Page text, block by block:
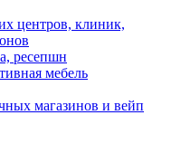
центров, клиник,
ресепшн
мебель
магазинов и вейп